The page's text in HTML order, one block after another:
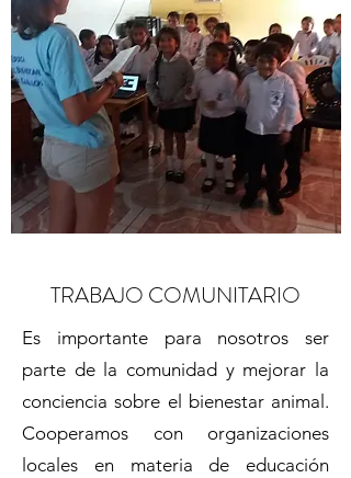
TRABAJO COMUNITARIO
Es importante para nosotros ser
parte de la comunidad y mejorar la
conciencia sobre el bienestar animal.
Cooperamos con organizaciones
locales en materia de educación